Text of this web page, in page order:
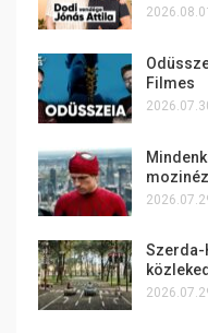
Filmes
Szerda-